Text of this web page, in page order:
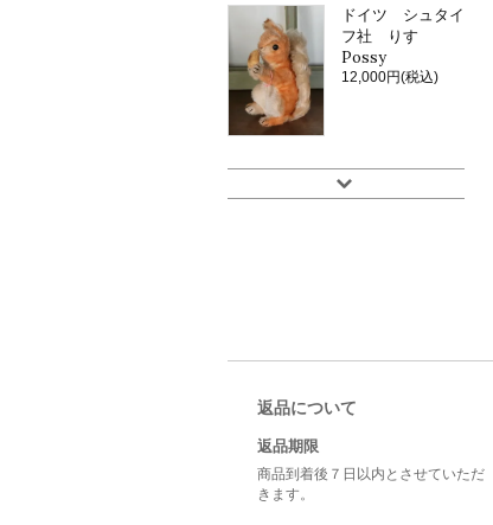
ドイツ シュタイ
フ社 りす
Possy
12,000円(税込)
返品について
返品期限
商品到着後７日以内とさせていただ
きます。